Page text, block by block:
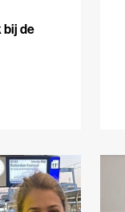
bij de